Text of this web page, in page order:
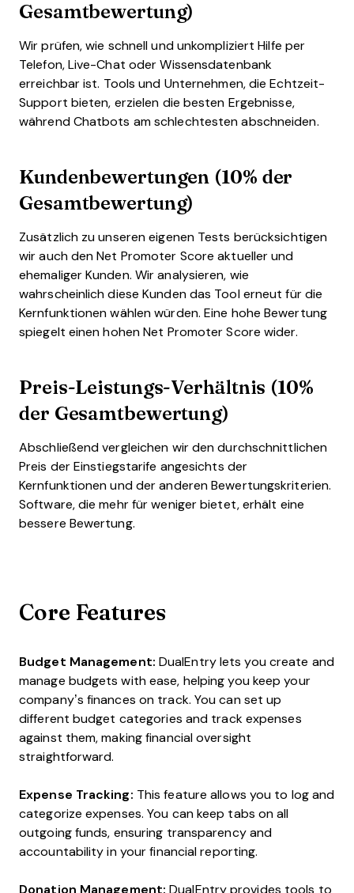
Gesamtbewertung)
Wir prüfen, wie schnell und unkompliziert Hilfe per
Telefon, Live-Chat oder Wissensdatenbank
erreichbar ist. Tools und Unternehmen, die Echtzeit-
Support bieten, erzielen die besten Ergebnisse,
während Chatbots am schlechtesten abschneiden.
Kundenbewertungen (10% der
Gesamtbewertung)
Zusätzlich zu unseren eigenen Tests berücksichtigen
wir auch den Net Promoter Score aktueller und
ehemaliger Kunden. Wir analysieren, wie
wahrscheinlich diese Kunden das Tool erneut für die
Kernfunktionen wählen würden. Eine hohe Bewertung
spiegelt einen hohen Net Promoter Score wider.
Preis-Leistungs-Verhältnis (10%
der Gesamtbewertung)
Abschließend vergleichen wir den durchschnittlichen
Preis der Einstiegstarife angesichts der
Kernfunktionen und der anderen Bewertungskriterien.
Software, die mehr für weniger bietet, erhält eine
bessere Bewertung.
Core Features
Budget Management: DualEntry lets you create and
manage budgets with ease, helping you keep your
company’s finances on track. You can set up
different budget categories and track expenses
against them, making financial oversight
straightforward.
Expense Tracking: This feature allows you to log and
categorize expenses. You can keep tabs on all
outgoing funds, ensuring transparency and
accountability in your financial reporting.
Donation Management: DualEntry provides tools to